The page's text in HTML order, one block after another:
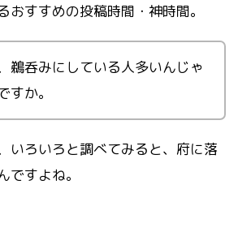
おすすめの投稿時間・神時間。
鵜呑みにしている人多いんじゃ
すか。
いろいろと調べてみると、府に落
ですよね。